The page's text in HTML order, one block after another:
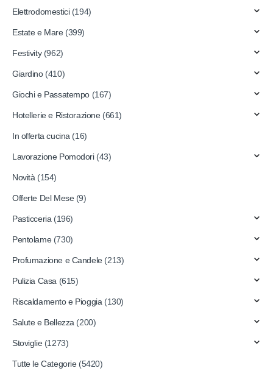
Elettrodomestici (194)
Estate e Mare (399)
Festivity (962)
Giardino (410)
Giochi e Passatempo (167)
Hotellerie e Ristorazione (661)
In offerta cucina (16)
Lavorazione Pomodori (43)
Novità (154)
Offerte Del Mese (9)
Pasticceria (196)
Pentolame (730)
Profumazione e Candele (213)
Pulizia Casa (615)
Riscaldamento e Pioggia (130)
Salute e Bellezza (200)
Stoviglie (1273)
Tutte le Categorie (5420)